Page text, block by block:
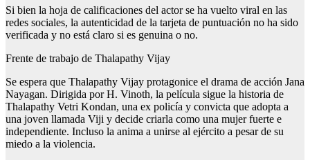
Si bien la hoja de calificaciones del actor se ha vuelto viral en las
redes sociales, la autenticidad de la tarjeta de puntuación no ha sido
verificada y no está claro si es genuina o no.
Frente de trabajo de Thalapathy Vijay
Se espera que Thalapathy Vijay protagonice el drama de acción Jana
Nayagan. Dirigida por H. Vinoth, la película sigue la historia de
Thalapathy Vetri Kondan, una ex policía y convicta que adopta a
una joven llamada Viji y decide criarla como una mujer fuerte e
independiente. Incluso la anima a unirse al ejército a pesar de su
miedo a la violencia.